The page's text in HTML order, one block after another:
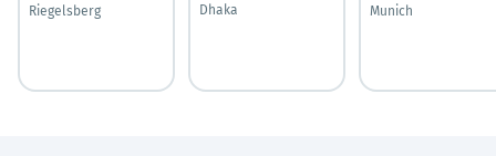
Riegelsberg
Dhaka
Munich